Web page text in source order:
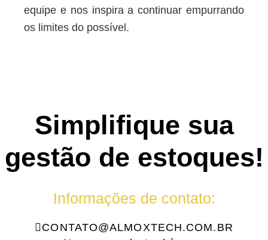
equipe e nos inspira a continuar empurrando
os limites do possível.
Simplifique sua
gestão de estoques!
Informações de contato:
CONTATO@ALMOXTECH.COM.BR